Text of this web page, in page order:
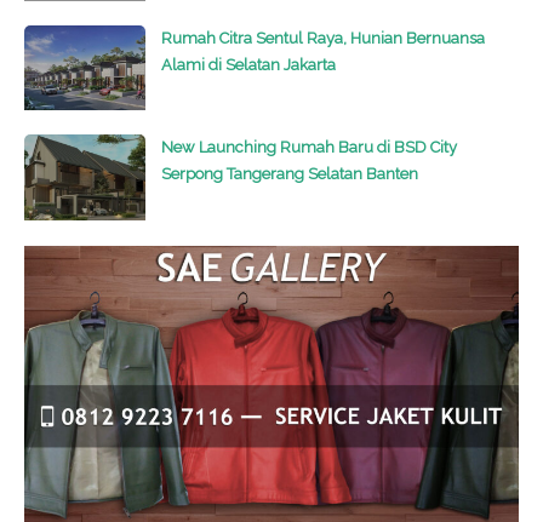
Rumah Citra Sentul Raya, Hunian Bernuansa
Alami di Selatan Jakarta
New Launching Rumah Baru di BSD City
Serpong Tangerang Selatan Banten